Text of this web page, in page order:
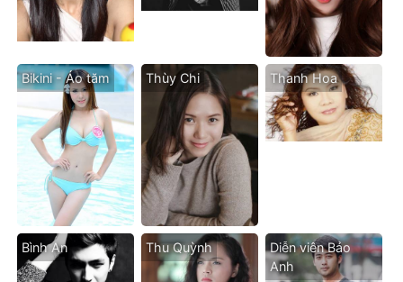
Bikini - Áo tăm Thùy Chi Thanh Hoa
Bình An Thu Quỳnh
Diễn viên Bảo
Anh